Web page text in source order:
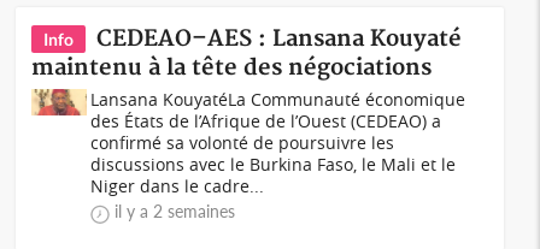
Info
CEDEAO–AES : Lansana Kouyaté
maintenu à la tête des négociations
Lansana KouyatéLa Communauté économique
des États de l’Afrique de l’Ouest (CEDEAO) a
confirmé sa volonté de poursuivre les
discussions avec le Burkina Faso, le Mali et le
Niger dans le cadre...
il y a 2 semaines